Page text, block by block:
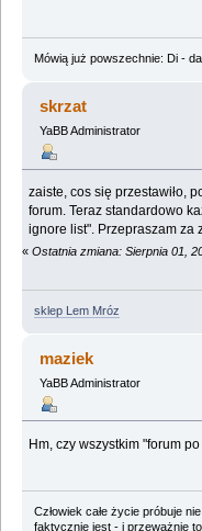
Mówią już powszechnie: Di -
skrzat
YaBB Administrator
zaiste, cos się przestawiło,
forum. Teraz standardowo
ignore list". Przepraszam za
« Ostatnia zmiana: Sierpnia 01,
sklep Lem Mróz
maziek
YaBB Administrator
Hm, czy wszystkim "forum
Człowiek całe życie próbuje
faktycznie jest - i przeważnie